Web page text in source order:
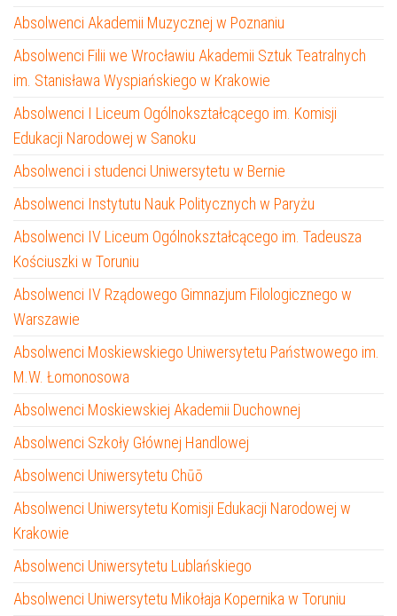
Absolwenci Akademii Muzycznej w Poznaniu
Absolwenci Filii we Wrocławiu Akademii Sztuk Teatralnych
im. Stanisława Wyspiańskiego w Krakowie
Absolwenci I Liceum Ogólnokształcącego im. Komisji
Edukacji Narodowej w Sanoku
Absolwenci i studenci Uniwersytetu w Bernie
Absolwenci Instytutu Nauk Politycznych w Paryżu
Absolwenci IV Liceum Ogólnokształcącego im. Tadeusza
Kościuszki w Toruniu
Absolwenci IV Rządowego Gimnazjum Filologicznego w
Warszawie
Absolwenci Moskiewskiego Uniwersytetu Państwowego im.
M.W. Łomonosowa
Absolwenci Moskiewskiej Akademii Duchownej
Absolwenci Szkoły Głównej Handlowej
Absolwenci Uniwersytetu Chūō
Absolwenci Uniwersytetu Komisji Edukacji Narodowej w
Krakowie
Absolwenci Uniwersytetu Lublańskiego
Absolwenci Uniwersytetu Mikołaja Kopernika w Toruniu